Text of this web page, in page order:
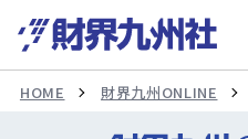
HOME 財界九州ONLINE